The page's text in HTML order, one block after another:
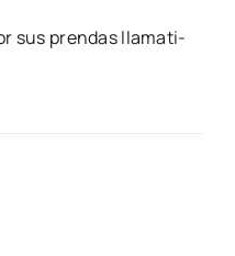
sus pren­das lla­ma­ti­